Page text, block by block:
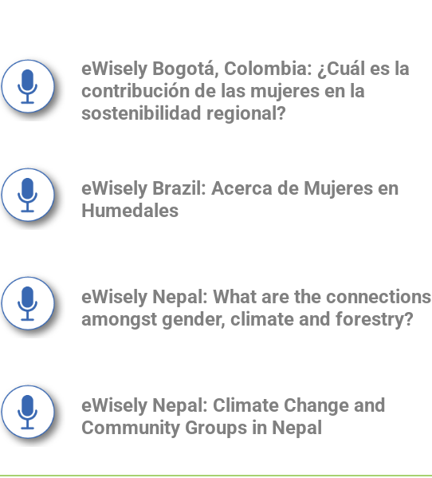
eWisely Bogotá, Colombia: ¿Cuál es la
contribución de las mujeres en la
sostenibilidad regional?
eWisely Brazil: Acerca de Mujeres en
Humedales
eWisely Nepal: What are the connections
amongst gender, climate and forestry?
eWisely Nepal: Climate Change and
Community Groups in Nepal